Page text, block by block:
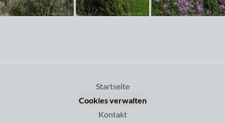
Startseite
Cookies verwalten
Kontakt